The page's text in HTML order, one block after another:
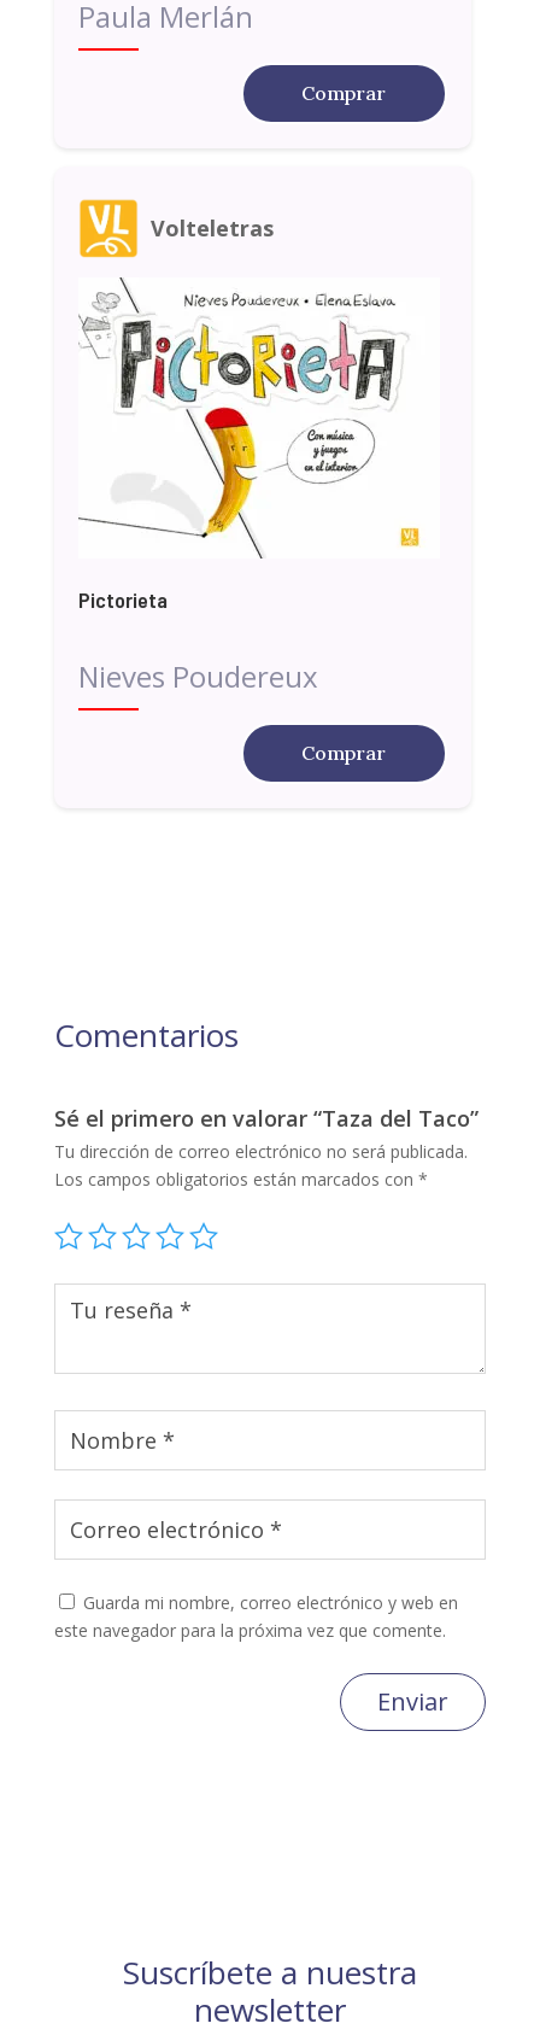
Paula Merlán
Comprar
Volteletras
Pictorieta
Nieves Poudereux
Comprar
Comentarios
Sé el primero en valorar “Taza del Taco”
Tu dirección de correo electrónico no será publicada.
Los campos obligatorios están marcados con *
Guarda mi nombre, correo electrónico y web en
este navegador para la próxima vez que comente.
Enviar
Suscríbete a nuestra
newsletter